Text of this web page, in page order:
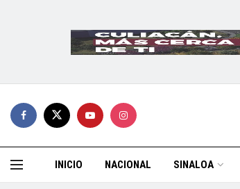
INICIO NACIONAL SINALOA